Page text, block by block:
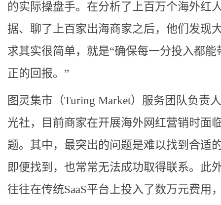
的实际操盘手。在分析了上百万个海外红
据、聊了上百家出海商家之后，他们发现
求其实很简单，就是“确保每一分投入都能
正的回报。”
图灵集市（Turing Market）服务团队负责
光社，目前商家在开展海外网红营销时面
题。其中，最突出的问题是难以找到合适
即便找到，也常常无法成功取得联系。此
往往在传统SaaS平台上投入了数万元费用